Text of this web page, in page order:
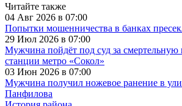
Читайте также
04 Авг 2026 в 07:00
Попытки мошенничества в банках
29 Июл 2026 в 07:00
Мужчина пойдёт под суд за
станции метро «Сокол»
03 Июн 2026 в 07:00
Мужчина получил ножевое ранение в
Панфилова